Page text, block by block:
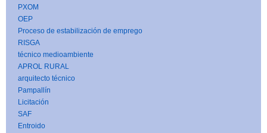
PXOM
OEP
Proceso de estabilización de emprego
RISGA
técnico medioambiente
APROL RURAL
arquitecto técnico
Pampallín
Licitación
SAF
Entroido